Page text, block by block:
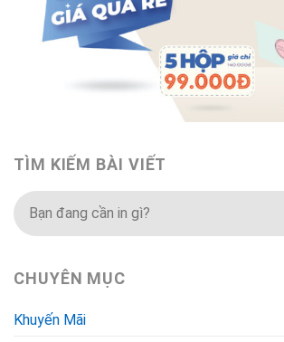
TÌM KIẾM BÀI VIẾT
CHUYÊN MỤC
Khuyến Mãi